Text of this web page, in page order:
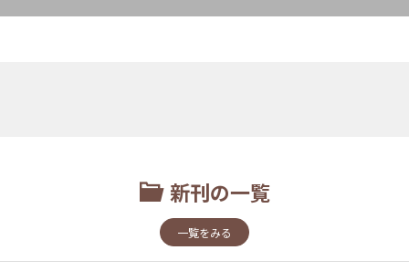
新刊の一覧
一覧をみる